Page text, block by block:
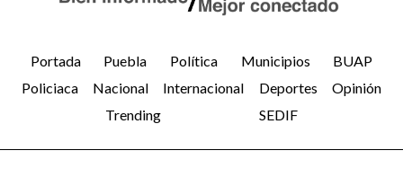
Portada Puebla Política Municipios
BUAP
Policiaca
Nacional Internacional Deportes
Opinión
Trending
SEDIF